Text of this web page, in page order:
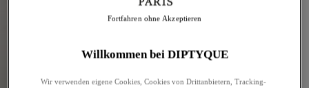
Willkommen bei DIPTYQUE
Wir verwenden eigene Cookies, Cookies von Drittanbietern, Tracking-
Fortfahren ohne Akzeptieren